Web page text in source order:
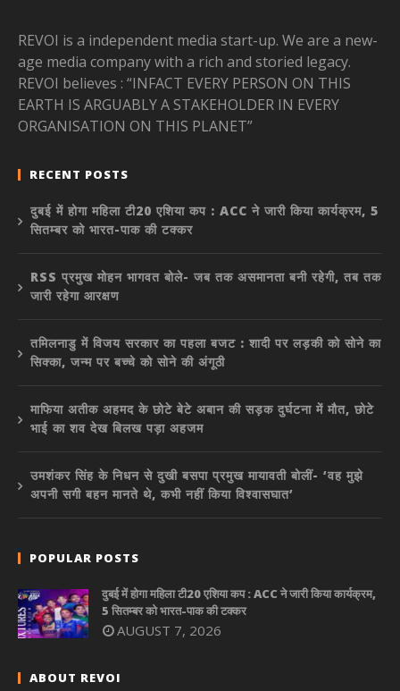
REVOI is a independent media start-up. We are a new-
age media company with a rich and storied legacy.
REVOI believes : “INFACT EVERY PERSON ON THIS
EARTH IS ARGUABLY A STAKEHOLDER IN EVERY
ORGANISATION ON THIS PLANET”
RECENT POSTS
दुबई में होगा महिला टी20 एशिया कप : ACC ने जारी किया कार्यक्रम, 5
सितम्बर को भारत-पाक की टक्कर
RSS प्रमुख मोहन भागवत बोले- जब तक असमानता बनी रहेगी, तब तक
जारी रहेगा आरक्षण
तमिलनाडु में विजय सरकार का पहला बजट : शादी पर लड़की को सोने का
सिक्का, जन्म पर बच्चे को सोने की अंगूठी
माफिया अतीक अहमद के छोटे बेटे अबान की सड़क दुर्घटना में मौत, छोटे
भाई का शव देख बिलख पड़ा अहजम
उमशंकर सिंह के निधन से दुखी बसपा प्रमुख मायावती बोलीं- ‘वह मुझे
अपनी सगी बहन मानते थे, कभी नहीं किया विश्वासघात’
POPULAR POSTS
दुबई में होगा महिला टी20 एशिया कप : ACC ने जारी किया कार्यक्रम,
5 सितम्बर को भारत-पाक की टक्कर
AUGUST 7, 2026
ABOUT REVOI